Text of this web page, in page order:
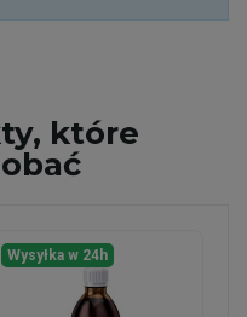
które
Wysyłka w 24h